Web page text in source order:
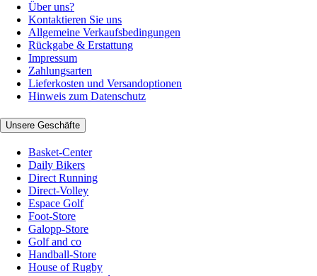
Über uns?
Kontaktieren Sie uns
Allgemeine Verkaufsbedingungen
Rückgabe & Erstattung
Impressum
Zahlungsarten
Lieferkosten und Versandoptionen
Hinweis zum Datenschutz
Unsere Geschäfte
Basket-Center
Daily Bikers
Direct Running
Direct-Volley
Espace Golf
Foot-Store
Galopp-Store
Golf and co
Handball-Store
House of Rugby